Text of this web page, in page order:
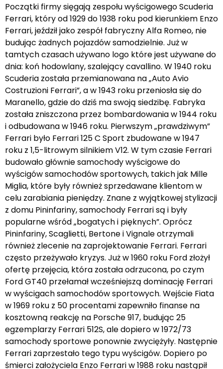
Początki firmy sięgają zespołu wyścigowego Scuderia
Ferrari, który od 1929 do 1938 roku pod kierunkiem Enzo
Ferrari, jeździł jako zespół fabryczny Alfa Romeo, nie
budując żadnych pojazdów samodzielnie. Już w
tamtych czasach używano logo które jest używane do
dnia: koń hodowlany, szalejący cavallino. W 1940 roku
Scuderia została przemianowana na „Auto Avio
Costruzioni Ferrari”, a w 1943 roku przeniosła się do
Maranello, gdzie do dziś ma swoją siedzibę. Fabryka
została zniszczona przez bombardowania w 1944 roku
i odbudowana w 1946 roku. Pierwszym „prawdziwym”
Ferrari było Ferrari 125 C Sport zbudowane w 1947
roku z 1,5-litrowym silnikiem V12. W tym czasie Ferrari
budowało głównie samochody wyścigowe do
wyścigów samochodów sportowych, takich jak Mille
Miglia, które były również sprzedawane klientom w
celu zarabiania pieniędzy. Znane z wyjątkowej stylizacji
z domu Pininfariny, samochody Ferrari są i były
popularne wśród „bogatych i pięknych”. Oprócz
Pininfariny, Scaglietti, Bertone i Vignale otrzymali
również zlecenie na zaprojektowanie Ferrari. Ferrari
często przeżywało kryzys. Już w 1960 roku Ford złożył
ofertę przejęcia, która została odrzucona, po czym
Ford GT40 przełamał wcześniejszą dominację Ferrari
w wyścigach samochodów sportowych. Wejście Fiata
w 1969 roku z 50 procentami zapewniło finanse na
kosztowną reakcję na Porsche 917, budując 25
egzemplarzy Ferrari 512S, ale dopiero w 1972/73
samochody sportowe ponownie zwyciężyły. Następnie
Ferrari zaprzestało tego typu wyścigów. Dopiero po
śmierci założyciela Enzo Ferrari w 1988 roku nastąpił